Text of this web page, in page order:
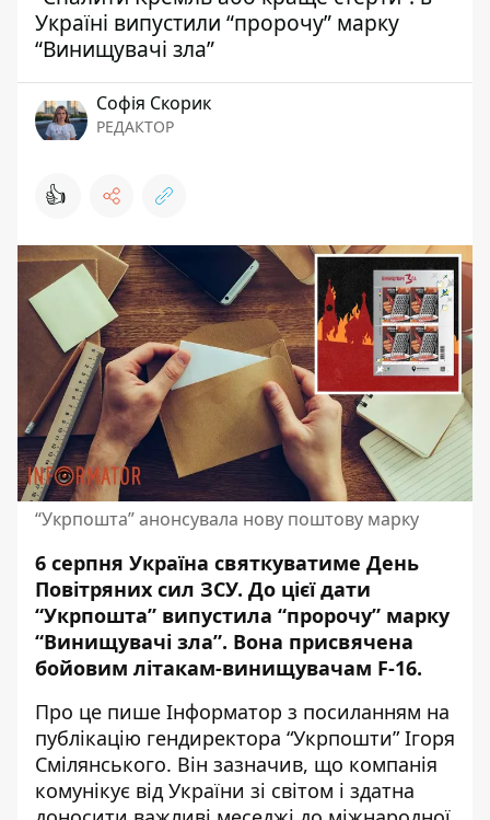
Україні випустили “пророчу” марку
“Винищувачі зла”
Софія Скорик
РЕДАКТОР
👍
“Укрпошта” анонсувала нову поштову марку
6 серпня Україна святкуватиме День
Повітряних сил ЗСУ. До цієї дати
“Укрпошта” випустила “пророчу” марку
“Винищувачі зла”. Вона присвячена
бойовим літакам-винищувачам F-16.
Про це пише Інформатор з посиланням на
публікацію гендиректора “Укрпошти” Ігоря
Смілянського. Він зазначив, що компанія
комунікує від України зі світом і здатна